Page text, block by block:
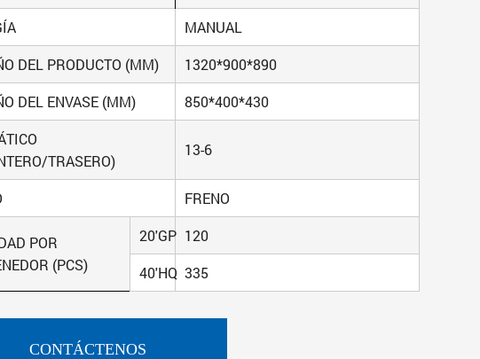
MANUAL
DEL PRODUCTO (MM)
1320*900*890
DEL ENVASE (MM)
850*400*430
TRASERO)
13-6
FRENO
POR
(PCS)
20'GP 120
40'HQ 335
CONTÁCTENOS